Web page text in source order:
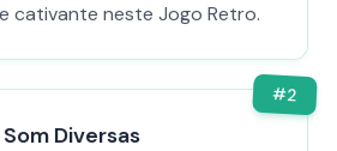
cativante neste Jogo Retro.
#2
Diversas